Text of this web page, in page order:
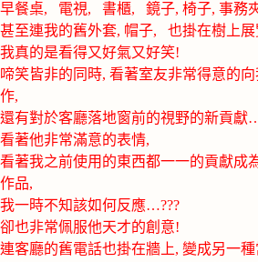
早餐桌, 電視, 書櫃, 鏡子, 椅子, 事務
甚至連我的舊外套, 帽子, 也掛在樹上
我真的是看得又好氣又好笑!
啼笑皆非的同時, 看著室友非常得意的
作,
還有對於客廳落地窗前的視野的新貢獻
看著他非常滿意的表情,
看著我之前使用的東西都一一的貢獻成
作品,
我一時不知該如何反應…???
卻也非常佩服他天才的創意!
連客廳的舊電話也掛在牆上, 變成另一